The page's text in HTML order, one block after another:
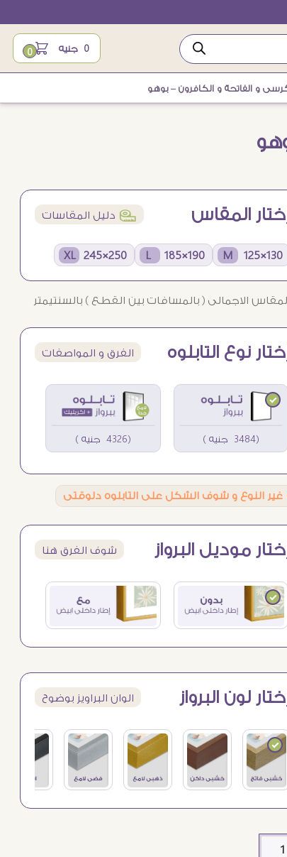
0 جنيه 0
و الفاتحة و الكافرون – بوهو
إختار المقاس í دليل المقاسات
130×125 M
190×185 L
250×245 XL
الاجمالى ( بالمسافات بين القطع ) بالسنتيمتر
إختار نوع التابلوه الفرق و المواصفات
(3484 جنيه ) (4326 جنيه )
غير النوع و شوف الشكل على التابلوه دلوقتى
إختار موديل البرواز شوف الفرق هنا
إختار لون البرواز الوان البراويز بوضوح